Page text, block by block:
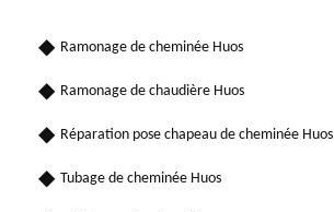
Ramonage de cheminée Huos
Ramonage de chaudière Huos
Réparation pose chapeau de cheminée Huos
Tubage de cheminée Huos